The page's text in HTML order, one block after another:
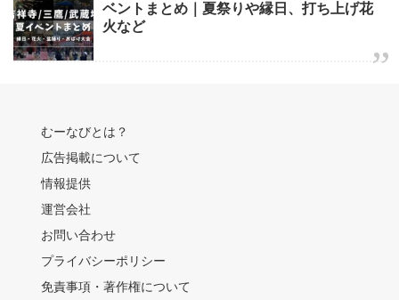
ベントまとめ｜夏祭りや縁日、打ち上げ花
火など
むーなびとは？
広告掲載について
情報提供
運営会社
お問い合わせ
プライバシーポリシー
免責事項・著作権について